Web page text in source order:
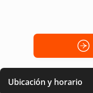
Ubicación y horario